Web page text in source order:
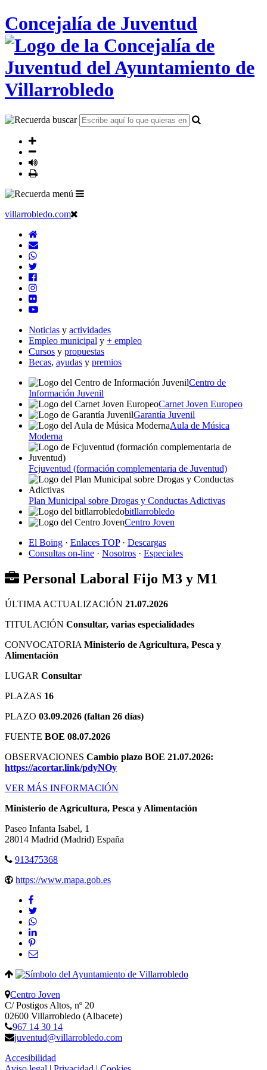
Concejalía de Juventud
villarrobledo.com
Noticias y actividades
Empleo municipal y + empleo
Cursos y propuestas
Becas, ayudas y premios
Centro de
Información Juvenil
Carnet Joven Europeo
Garantía Juvenil
Aula de Música
Moderna
Fcjuventud (formación complementaria de Juventud)
Plan Municipal sobre Drogas y Conductas Adictivas
bitllarrobledo
Centro Joven
El Boing · Enlaces TOP· Descargas
Consultas on-line · Nosotros · Especiales
Personal Laboral Fijo M3 y M1
ÚLTIMA ACTUALIZACIÓN 21.07.2026
TITULACIÓN Consultar, varias especialidades
CONVOCATORIA Ministerio de Agricultura, Pesca y
Alimentación
LUGAR Consultar
PLAZAS 16
PLAZO 03.09.2026 (faltan 26 días)
FUENTE BOE 08.07.2026
OBSERVACIONES Cambio plazo BOE 21.07.2026:
https://acortar.link/pdyNOy
VER MÁS INFORMACIÓN
Ministerio de Agricultura, Pesca y Alimentación
Paseo Infanta Isabel, 1
28014 Madrid (Madrid) España
913475368
https://www.mapa.gob.es
Centro Joven
C/ Postigos Altos, nº 20
02600 Villarrobledo (Albacete)
967 14 30 14
juventud@villarrobledo.com
Accesibilidad